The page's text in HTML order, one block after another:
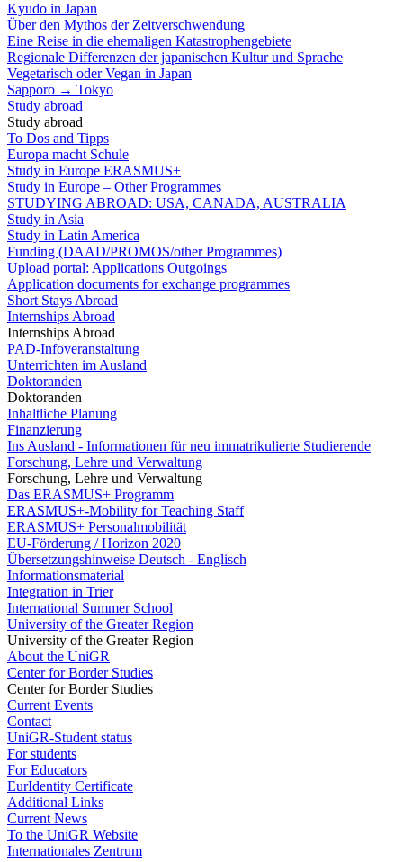
Kyudo in Japan
Über den Mythos der Zeitverschwendung
Eine Reise in die ehemaligen Katastrophengebiete
Regionale Differenzen der japanischen Kultur und Sprache
Vegetarisch oder Vegan in Japan
Sapporo → Tokyo
Study abroad
Study abroad
To Dos and Tipps
Europa macht Schule
Study in Europe ERASMUS+
Study in Europe – Other Programmes
STUDYING ABROAD: USA, CANADA, AUSTRALIA
Study in Asia
Study in Latin America
Funding (DAAD/PROMOS/other Programmes)
Upload portal: Applications Outgoings
Application documents for exchange programmes
Short Stays Abroad
Internships Abroad
Internships Abroad
PAD-Infoveranstaltung
Unterrichten im Ausland
Doktoranden
Doktoranden
Inhaltliche Planung
Finanzierung
Ins Ausland - Informationen für neu immatrikulierte Studierende
Forschung, Lehre und Verwaltung
Forschung, Lehre und Verwaltung
Das ERASMUS+ Programm
ERASMUS+-Mobility for Teaching Staff
ERASMUS+ Personalmobilität
EU-Förderung / Horizon 2020
Übersetzungshinweise Deutsch - Englisch
Informationsmaterial
Integration in Trier
International Summer School
University of the Greater Region
University of the Greater Region
About the UniGR
Center for Border Studies
Center for Border Studies
Current Events
Contact
UniGR-Student status
For students
For Educators
EurIdentity Certificate
Additional Links
Current News
To the UniGR Website
Internationales Zentrum